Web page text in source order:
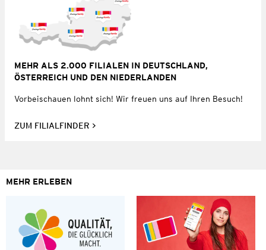
MEHR ALS 2.000 FILIALEN IN DEUTSCHLAND,
ÖSTERREICH UND DEN NIEDERLANDEN
Vorbeischauen lohnt sich! Wir freuen uns auf Ihren Besuch!
ZUM FILIALFINDER
MEHR ERLEBEN